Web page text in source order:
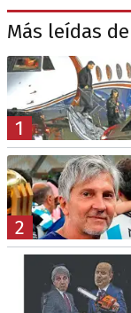
Más leídas
1
2